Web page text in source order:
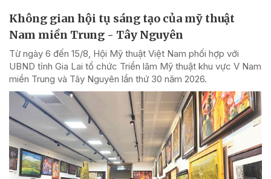
Không gian hội tụ sáng tạo của mỹ thuật
Nam miền Trung - Tây Nguyên
Từ ngày 6 đến 15/8, Hội Mỹ thuật Việt Nam phối hợp với
UBND tỉnh Gia Lai tổ chức Triển lãm Mỹ thuật khu vực V Nam
miền Trung và Tây Nguyên lần thứ 30 năm 2026.